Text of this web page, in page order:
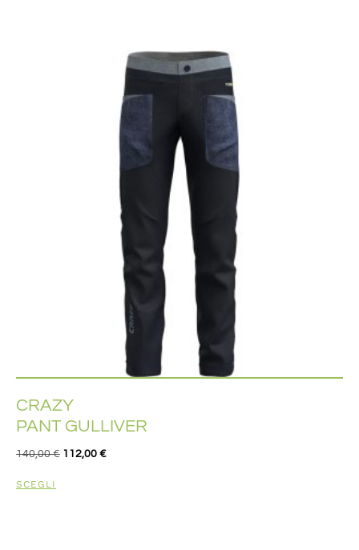
CRAZY
PANT GULLIVER
140,00€ 112,00 €
SCEGLI